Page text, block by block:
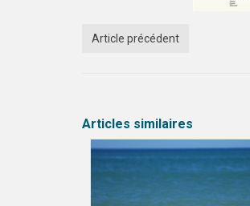
Article précédent
Articles similaires